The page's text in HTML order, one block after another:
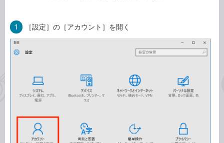
1 ［設定］の［アカウント］を開く